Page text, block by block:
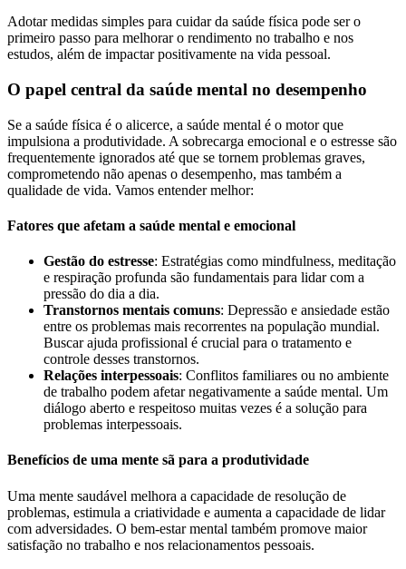
Adotar medidas simples para cuidar da saúde física pode ser o
primeiro passo para melhorar o rendimento no trabalho e nos
estudos, além de impactar positivamente na vida pessoal.
O papel central da saúde mental no desempenho
Se a saúde física é o alicerce, a saúde mental é o motor que
impulsiona a produtividade. A sobrecarga emocional e o estresse são
frequentemente ignorados até que se tornem problemas graves,
comprometendo não apenas o desempenho, mas também a
qualidade de vida. Vamos entender melhor:
Fatores que afetam a saúde mental e emocional
Gestão do estresse: Estratégias como mindfulness, meditação
e respiração profunda são fundamentais para lidar com a
pressão do dia a dia.
Transtornos mentais comuns: Depressão e ansiedade estão
entre os problemas mais recorrentes na população mundial.
Buscar ajuda profissional é crucial para o tratamento e
controle desses transtornos.
Relações interpessoais: Conflitos familiares ou no ambiente
de trabalho podem afetar negativamente a saúde mental. Um
diálogo aberto e respeitoso muitas vezes é a solução para
problemas interpessoais.
Benefícios de uma mente sã para a produtividade
Uma mente saudável melhora a capacidade de resolução de
problemas, estimula a criatividade e aumenta a capacidade de lidar
com adversidades. O bem-estar mental também promove maior
satisfação no trabalho e nos relacionamentos pessoais.